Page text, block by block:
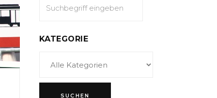
KATEGORIE